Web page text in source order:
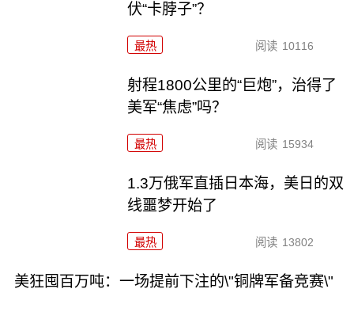
伏“卡脖子”？
最热 阅读 10116
射程1800公里的“巨炮”，治得了
美军“焦虑”吗？
最热 阅读 15934
1.3万俄军直插日本海，美日的双
线噩梦开始了
最热 阅读 13802
美狂囤百万吨：一场提前下注的\"铜牌军备竞赛\"